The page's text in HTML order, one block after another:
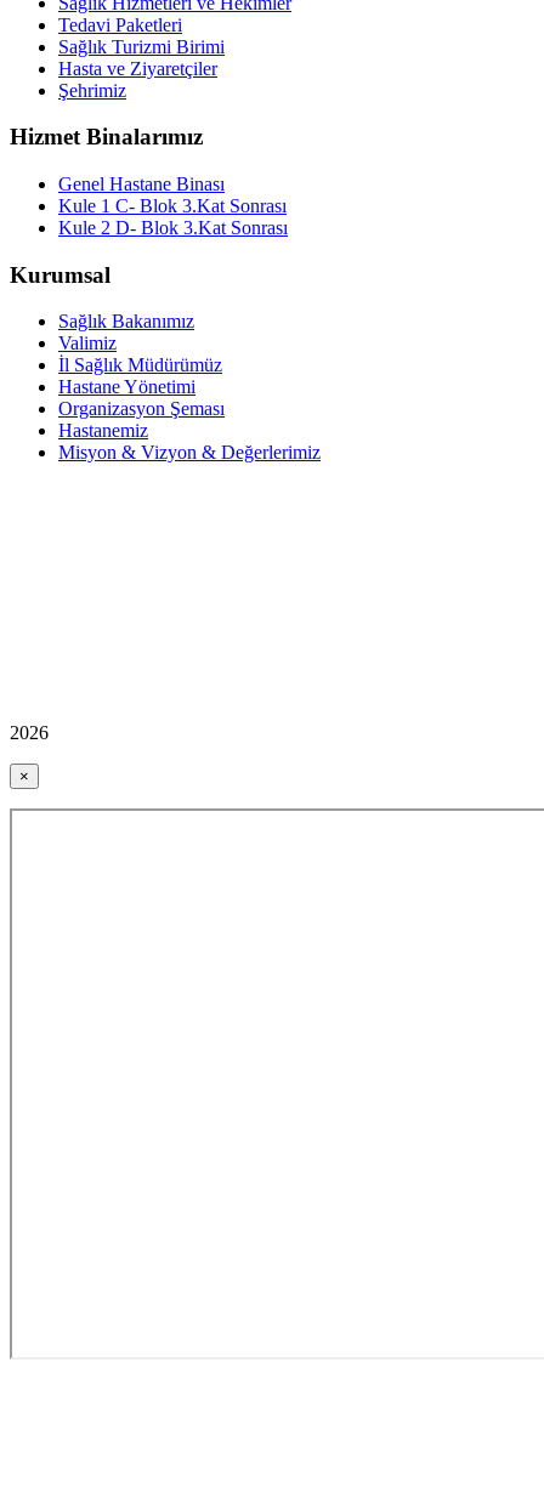
Tedavi Paketleri
Sağlık Turizmi Birimi
Hasta ve Ziyaretçiler
Şehrimiz
Hizmet Binalarımız
Genel Hastane Binası
Kule 1 C- Blok 3.Kat Sonrası
Kule 2 D- Blok 3.Kat Sonrası
Kurumsal
Sağlık Bakanımız
Valimiz
İl Sağlık Müdürümüz
Hastane Yönetimi
Organizasyon Şeması
Hastanemiz
Misyon & Vizyon & Değerlerimiz
2026
×